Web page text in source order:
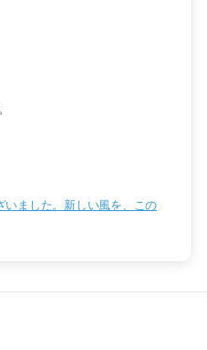
いました。新しい風を、この